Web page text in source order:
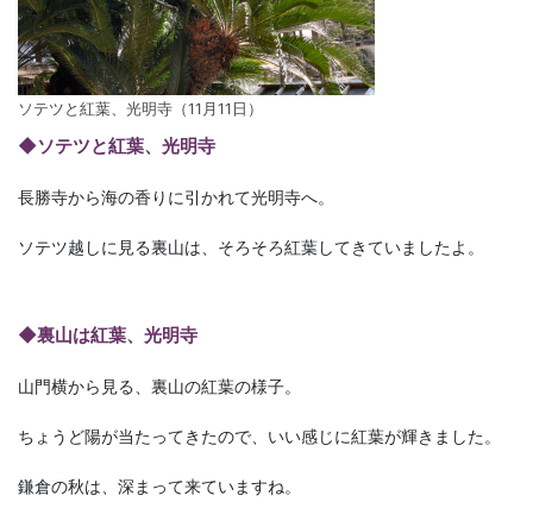
ソテツと紅葉、光明寺（11月11日）
◆ソテツと紅葉、光明寺
長勝寺から海の香りに引かれて光明寺へ。
ソテツ越しに見る裏山は、そろそろ紅葉してきていましたよ。
◆裏山は紅葉、光明寺
山門横から見る、裏山の紅葉の様子。
ちょうど陽が当たってきたので、いい感じに紅葉が輝きました。
鎌倉の秋は、深まって来ていますね。